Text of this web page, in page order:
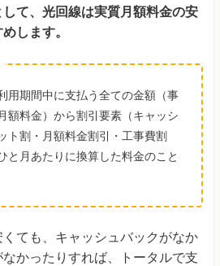
て、光回線は実質月額料金の安
します。
用期間中に支払う全ての金額（事
額料金）から割引要素（キャッシ
ト割・月額料金割引・工事費割
と月あたりに換算した料金のこと
ても、キャッシュバックがなか
かったりすれば、トータルで支